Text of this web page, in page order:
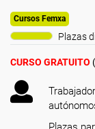
Cursos Femxa
Plazas
CURSO GRATUITO